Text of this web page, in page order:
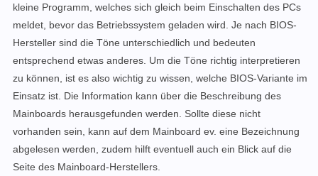
kleine Programm, welches sich gleich beim Einschalten des PCs
meldet, bevor das Betriebssystem geladen wird. Je nach BIOS-
Hersteller sind die Töne unterschiedlich und bedeuten
entsprechend etwas anderes. Um die Töne richtig interpretieren
zu können, ist es also wichtig zu wissen, welche BIOS-Variante im
Einsatz ist. Die Information kann über die Beschreibung des
Mainboards herausgefunden werden. Sollte diese nicht
vorhanden sein, kann auf dem Mainboard ev. eine Bezeichnung
abgelesen werden, zudem hilft eventuell auch ein Blick auf die
Seite des Mainboard-Herstellers.